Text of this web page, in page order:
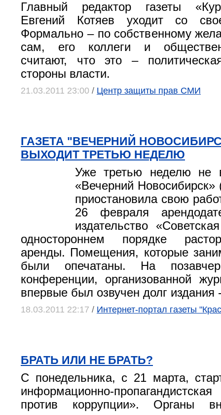
Главный редактор газеты
Евгений Котяев уходит со
Формально – по собственному
сам, его коллеги и
считают, что это –
стороны власти.
21.03.2011 23:00 / Центр защиты прав СМИ
ГАЗЕТА "ВЕЧЕРНИЙ
ВЫХОДИТ ТРЕТЬЮ НЕДЕЛЮ
Уже третью неделю не
«Вечерний
приостановила свою
26 февраля
издательство
одностороннем порядке
аренды. Помещения, которые
были опечатаны. На
конференции, организованной
впервые был озвучен долг
18.03.2011 22:17 / Интернет-портал газеты
БРАТЬ ИЛИ НЕ БРАТЬ?
С понедельника, с 21 марта,
информационно-
против коррупции». Органы